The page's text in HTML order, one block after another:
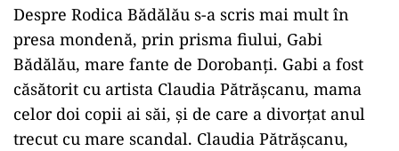
Despre Rodica Bădălău s-a scris mai mult în
presa mondenă, prin prisma fiului, Gabi
Bădălău, mare fante de Dorobanți. Gabi a fost
căsătorit cu artista Claudia Pătrășcanu, mama
celor doi copii ai săi, și de care a divorțat anul
trecut cu mare scandal. Claudia Pătrășcanu,